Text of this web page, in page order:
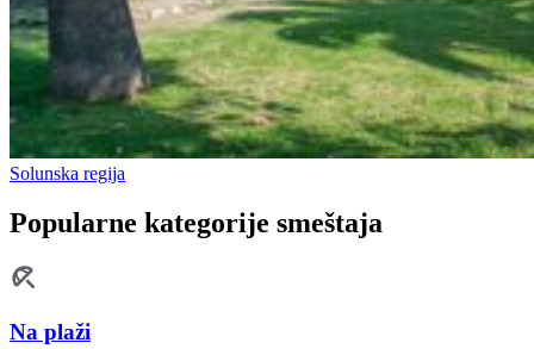
Solunska regija
Popularne kategorije smeštaja
Na plaži